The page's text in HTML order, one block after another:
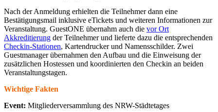
Nach der Anmeldung erhielten die Teilnehmer dann eine
Bestätigungsmail inklusive eTickets und weiteren Informationen zur
Veranstaltung. GuestONE übernahm auch die vor Ort
Akkreditierung der Teilnehmer und lieferte dazu die entsprechenden
Checkin-Stationen, Kartendrucker und Namensschilder. Zwei
Guestmanager übernahmen den Aufbau und die Einweisung der
zusätzlichen Hostessen und koordinierten den Checkin an beiden
Veranstaltungstagen.
Wichtige Fakten
Event: Mitgliederversammlung des NRW-Städtetages